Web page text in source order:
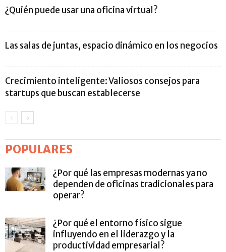
¿Quién puede usar una oficina virtual?
Las salas de juntas, espacio dinámico en los negocios
Crecimiento inteligente: Valiosos consejos para
startups que buscan establecerse
POPULARES
¿Por qué las empresas modernas ya no
dependen de oficinas tradicionales para
operar?
¿Por qué el entorno físico sigue
influyendo en el liderazgo y la
productividad empresarial?